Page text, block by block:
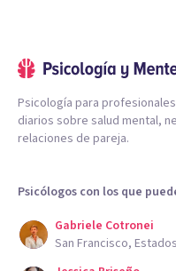
Psicología para
diarios sobre salud mental,
relaciones de pareja.
Psicólogos con los que
Gabriele Cotronei
San Francisco,